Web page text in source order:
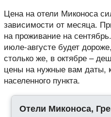
Цена на отели Миконоса
зависимости от месяца.
на проживание на
июле-августе будет
столько же, в октябре –
цены на нужные вам даты,
населенного пункта.
Отели Миконоса,